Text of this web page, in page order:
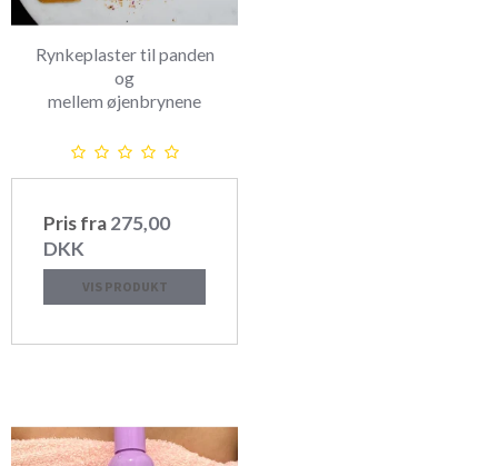
Rynkeplaster til panden
og
mellem øjenbrynene
Pris fra275,00
DKK
VIS PRODUKT